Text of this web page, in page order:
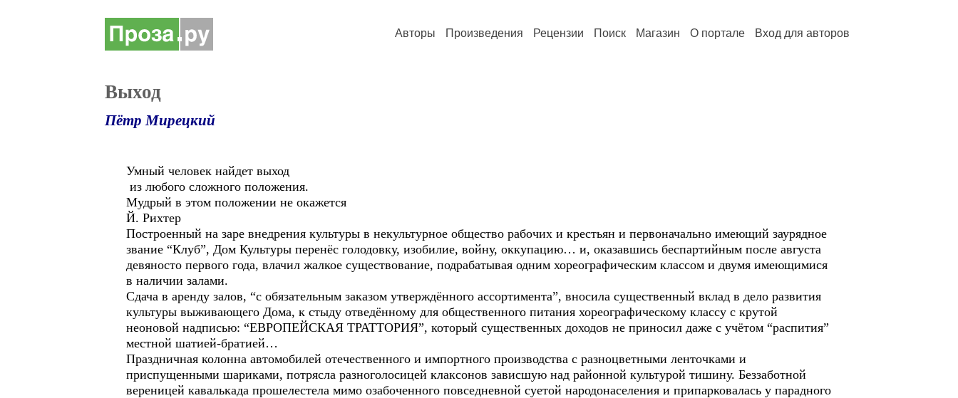
Авторы Произведения Рецензии Поиск Магазин О портале Вход для авторов
Выход
Пётр Мирецкий
Умный человек найдет выход
из любого сложного положения.
Мудрый в этом положении не окажется
Й. Рихтер
Построенный на заре внедрения культуры в некультурное общество рабочих и крестьян и первоначально имеющий заурядное
звание “Клуб”, Дом Культуры перенёс голодовку, изобилие, войну, оккупацию… и, оказавшись беспартийным после августа
девяносто первого года, влачил жалкое существование, подрабатывая одним хореографическим классом и двумя имеющимися
в наличии залами.
Сдача в аренду залов, “с обязательным заказом утверждённого ассортимента”, вносила существенный вклад в дело развития
культуры выживающего Дома, к стыду отведённому для общественного питания хореографическому классу с крутой
неоновой надписью: “ЕВРОПЕЙСКАЯ ТРАТТОРИЯ”, который существенных доходов не приносил даже с учётом “распития”
местной шатией-братией…
Праздничная колонна автомобилей отечественного и импортного производства с разноцветными ленточками и
приспущенными шариками, потрясла разноголосицей клаксонов зависшую над районной культурой тишину. Беззаботной
вереницей кавалькада прошелестела мимо озабоченного повседневной суетой народонаселения и припарковалась у парадного